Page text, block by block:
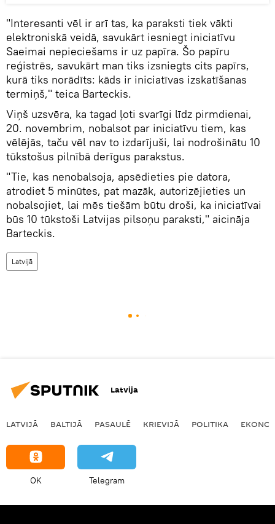
"Interesanti vēl ir arī tas, ka paraksti tiek vākti
elektroniskā veidā, savukārt iesniegt iniciatīvu
Saeimai nepieciešams ir uz papīra. Šo papīru
reģistrēs, savukārt man tiks izsniegts cits papīrs,
kurā tiks norādīts: kāds ir iniciatīvas izskatīšanas
termiņš," teica Barteckis.
Viņš uzsvēra, ka tagad ļoti svarīgi līdz pirmdienai,
20. novembrim, nobalsot par iniciatīvu tiem, kas
vēlējās, taču vēl nav to izdarījuši, lai nodrošinātu 10
tūkstošus pilnībā derīgus parakstus.
"Tie, kas nenobalsoja, apsēdieties pie datora,
atrodiet 5 minūtes, pat mazāk, autorizējieties un
nobalsojiet, lai mēs tiešām būtu droši, ka iniciatīvai
būs 10 tūkstoši Latvijas pilsoņu paraksti," aicināja
Barteckis.
Latvijā
Latvija
LATVIJĀ BALTIJĀ PASAULĒ KRIEVIJĀ POLITIKA
OK Telegram